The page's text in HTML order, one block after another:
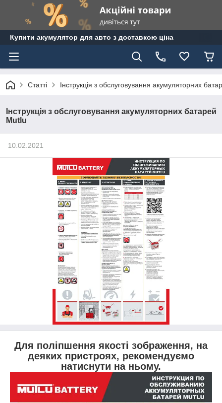
Купити акумулятор для авто з доставкою ціна
Статті Інструкція з обслуговування акумуляторних
Інструкція з обслуговування акумуляторних батарей
Mutlu
10.02.2021
Для поліпшення якості зображення, на
деяких пристроях, рекомендуємо
натиснути на ньому.